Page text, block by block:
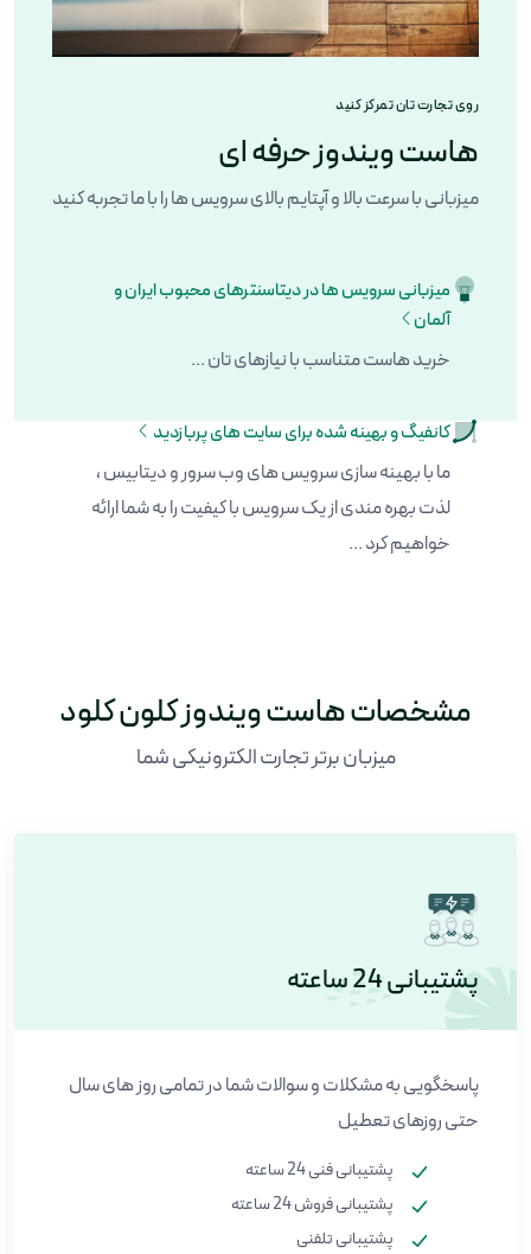
روی تجارت تان تمرکز کنید
هاست ویندوز حرفه ای
میزبانی با سرعت بالا و آپتایم بالای سرویس ها را با ما تجربه کنید
میزبانی سرویس ها در دیتاسنترهای محبوب ایران و
آلمان
خرید هاست متناسب با نیازهای تان ...
کانفیگ و بهینه شده برای سایت های پربازدید
ما با بهینه سازی سرویس های وب سرور و دیتابیس ،
لذت بهره مندی از یک سرویس با کیفیت را به شما ارائه
خواهیم کرد ...
مشخصات هاست ویندوز کلون کلود
میزبان برتر تجارت الکترونیکی شما
پشتیبانی 24 ساعته
پاسخگویی به مشکلات و سوالات شما در تمامی روز های سال
حتی روزهای تعطیل
پشتیبانی فنی 24 ساعته
پشتیبانی فروش 24 ساعته
پشتیبانی تلفنی